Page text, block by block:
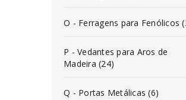
O - Ferragens para Fenólicos
P - Vedantes para Aros de
Madeira (24)
Q - Portas Metálicas (6)